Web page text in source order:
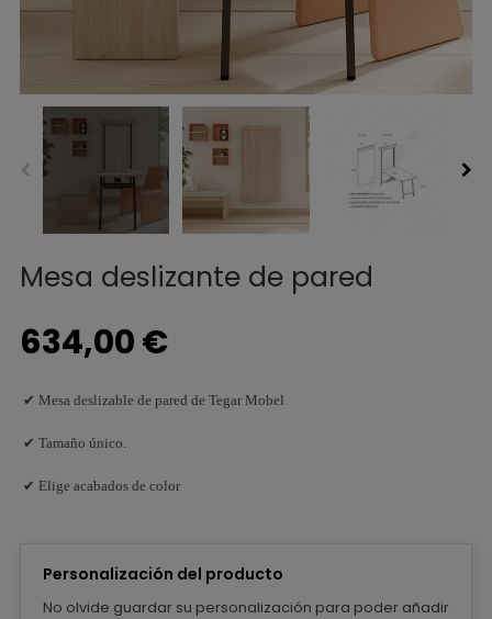
Mesa deslizante de pared
634,00 €
✔ Mesa deslizable de pared de Tegar Mobel
✔ Tamaño único.
✔ Elige acabados de color
Personalización del producto
No olvide guardar su personalización para poder añadir